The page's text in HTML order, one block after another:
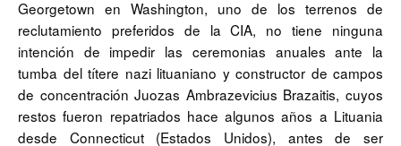
Georgetown en Washington, uno de los terrenos de
reclutamiento preferidos de la CIA, no tiene ninguna
intención de impedir las ceremonias anuales ante la
tumba del títere nazi lituaniano y constructor de campos
de concentración Juozas Ambrazevicius Brazaitis, cuyos
restos fueron repatriados hace algunos años a Lituania
desde Connecticut (Estados Unidos), antes de ser